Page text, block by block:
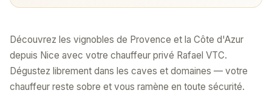
Découvrez les vignobles de Provence et la Côte d'Azur
depuis Nice avec votre chauffeur privé Rafael VTC.
Dégustez librement dans les caves et domaines — votre
chauffeur reste sobre et vous ramène en toute sécurité.